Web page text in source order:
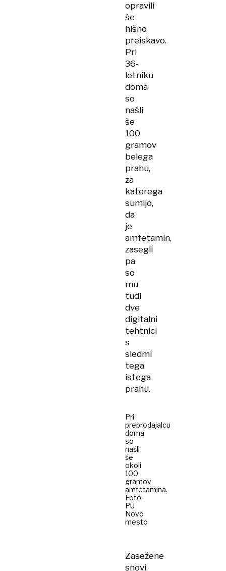
opravili
še
hišno
preiskavo.
Pri
36-
letniku
doma
so
našli
še
100
gramov
belega
prahu,
za
katerega
sumijo,
da
je
amfetamin,
zasegli
pa
so
mu
tudi
dve
digitalni
tehtnici
s
sledmi
tega
istega
prahu.
Pri
preprodajalcu
doma
so
našli
še
okoli
100
gramov
amfetamina.
Foto:
PU
Novo
mesto
Zasežene
snovi